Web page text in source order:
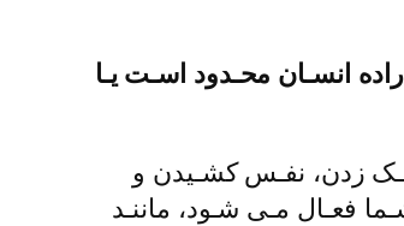
انسـان محـدود اسـت یـا
پلــک زدن، نفـس کشـیدن و
فعـال مـی شـود، ماننـد